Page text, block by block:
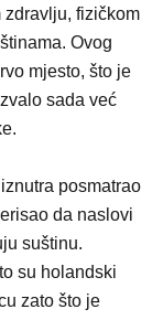
zdravlju, fizičkom
Ovog
mjesto, što je
sada već
posmatrao
da naslovi
suštinu.
su holandski
zato što je